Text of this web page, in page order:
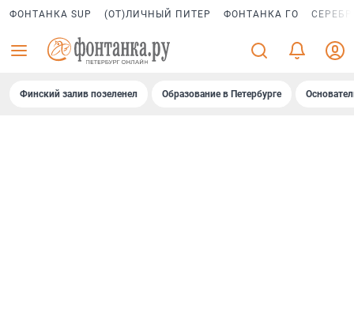
ФОНТАНКА SUP (ОТ)ЛИЧНЫЙ ПИТЕР ФОНТАНКА ГО
Финский залив позеленел Образование в Петербурге